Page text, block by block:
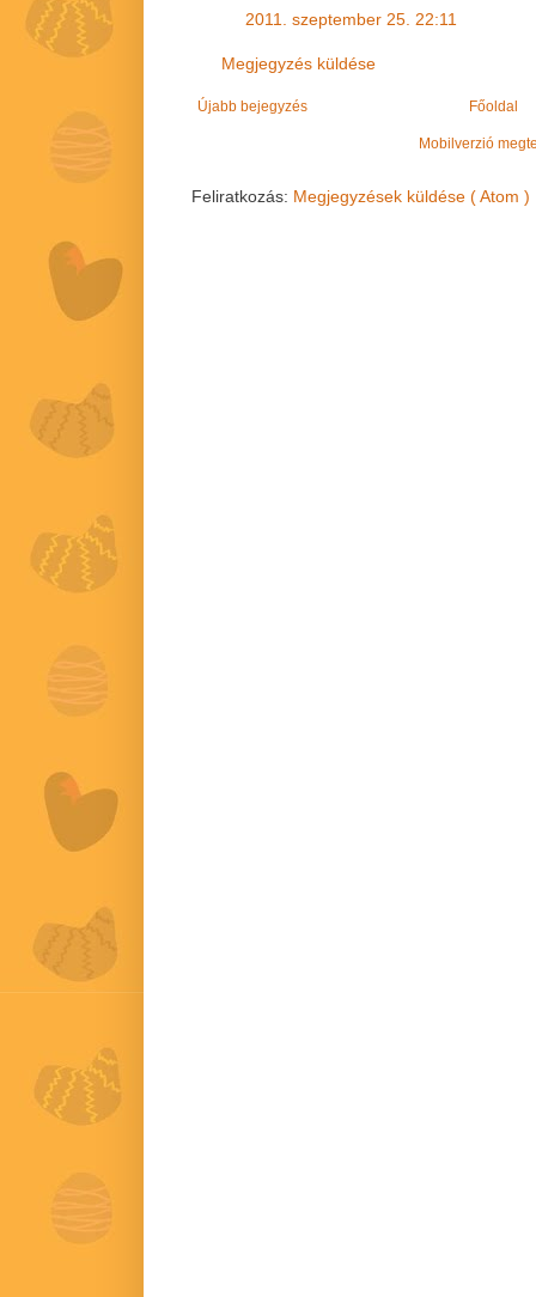
2011. szeptember 25. 22:11
Megjegyzés küldése
Újabb bejegyzés Főoldal
Mobilverzió
Feliratkozás: Megjegyzések küldése ( Atom )